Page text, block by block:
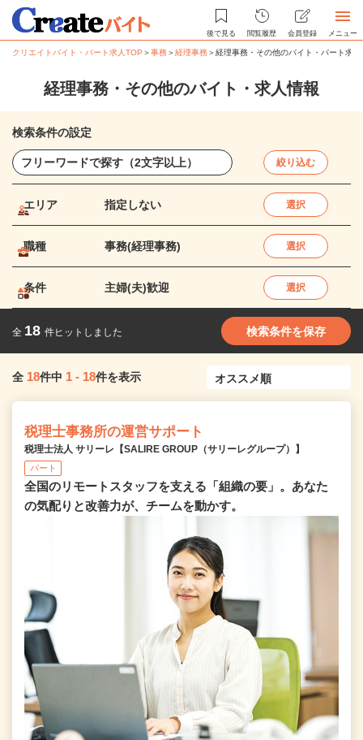
後で見る 閲覧履歴 会員登録 メニュー
クリエイトバイト・パート求人TOP ＞事務＞経理事務＞経理事務・その他のバイト・パート求人
経理事務・その他のバイト・求人情報
検索条件の設定
絞り込む
エリア 指定しない 選択
職種 事務(経理事務) 選択
条件 主婦(夫)歓迎 選択
全 18 件ヒットしました 検索条件を保存
全 18件中 1 - 18件を表示
税理士事務所の運営サポート
税理士法人 サリーレ【SALIRE GROUP（サリーレグループ）】
パート
全国のリモートスタッフを支える「組織の要」。あなた
の気配りと改善力が、チームを動かす。